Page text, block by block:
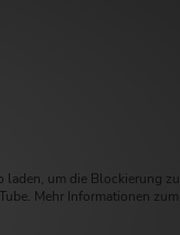
laden, um die Blockierung zu
Mehr Informationen zum